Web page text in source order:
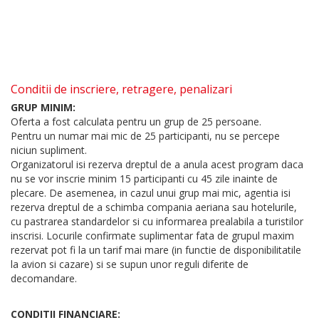
Conditii de inscriere, retragere, penalizari
GRUP MINIM:
Oferta a fost calculata pentru un grup de 25 persoane.
Pentru un numar mai mic de 25 participanti, nu se percepe
niciun supliment.
Organizatorul isi rezerva dreptul de a anula acest program daca
nu se vor inscrie minim 15 participanti cu 45 zile inainte de
plecare. De asemenea, in cazul unui grup mai mic, agentia isi
rezerva dreptul de a schimba compania aeriana sau hotelurile,
cu pastrarea standardelor si cu informarea prealabila a turistilor
inscrisi. Locurile confirmate suplimentar fata de grupul maxim
rezervat pot fi la un tarif mai mare (in functie de disponibilitatile
la avion si cazare) si se supun unor reguli diferite de
decomandare.
CONDITII FINANCIARE: